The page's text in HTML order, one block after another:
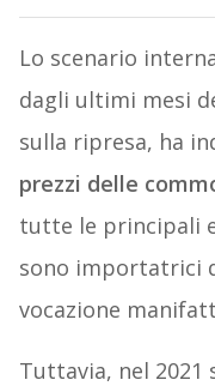
Lo scenario
dagli ultimi mesi
sulla ripresa, ha
prezzi delle
tutte le principali
sono importatrici
vocazione
Tuttavia, nel 2021